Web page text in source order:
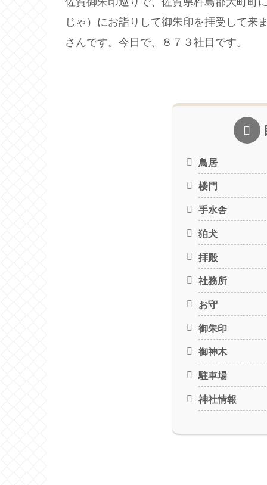
じゃ）にお詣りして御朱印を拝受して来
さんです。今日で、８７３社目です。
鳥居
楼門
手水舎
狛犬
拝殿
社務所
お守
御朱印
御神木
駐車場
神社情報